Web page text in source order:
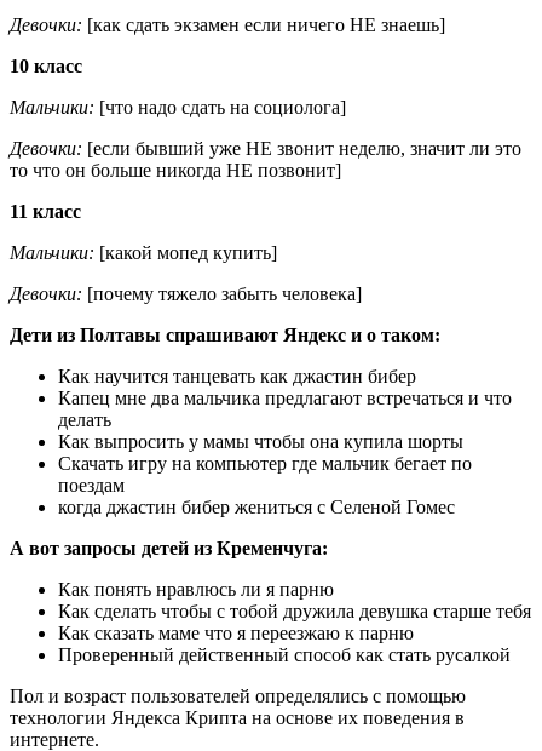
Девочки: [как сдать экзамен если ничего НЕ знаешь]
10 класс
Мальчики: [что надо сдать на социолога]
Девочки: [если бывший уже НЕ звонит неделю, значит ли это
то что он больше никогда НЕ позвонит]
11 класс
Мальчики: [какой мопед купить]
Девочки: [почему тяжело забыть человека]
Дети из Полтавы спрашивают Яндекс и о таком:
Как научится танцевать как джастин бибер
Капец мне два мальчика предлагают встречаться и что
делать
Как выпросить у мамы чтобы она купила шорты
Скачать игру на компьютер где мальчик бегает по
поездам
когда джастин бибер жениться с Селеной Гомес
А вот запросы детей из Кременчуга:
Как понять нравлюсь ли я парню
Как сделать чтобы с тобой дружила девушка старше тебя
Как сказать маме что я переезжаю к парню
Проверенный действенный способ как стать русалкой
Пол и возраст пользователей определялись с помощью
технологии Яндекса Крипта на основе их поведения в
интернете.